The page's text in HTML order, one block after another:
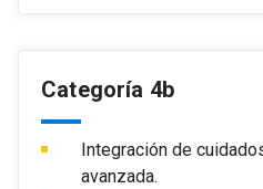
Categoría 4b
Integración de
avanzada.